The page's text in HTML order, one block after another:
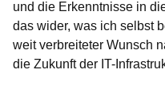
und die Erkenntnisse in
das wider, was ich selbst
weit verbreiteter Wunsch
die Zukunft der IT-